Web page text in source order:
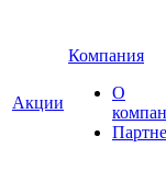
Акции
Компания
О